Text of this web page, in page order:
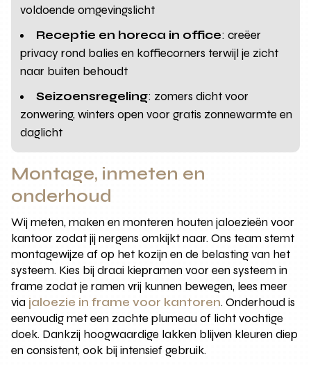
voldoende omgevingslicht
Receptie en horeca in office: creëer
privacy rond balies en koffiecorners terwijl je zicht
naar buiten behoudt
Seizoensregeling: zomers dicht voor
zonwering, winters open voor gratis zonnewarmte en
daglicht
Montage, inmeten en
onderhoud
Wij meten, maken en monteren houten jaloezieën voor
kantoor zodat jij nergens omkijkt naar. Ons team stemt
montagewijze af op het kozijn en de belasting van het
systeem. Kies bij draai kiepramen voor een systeem in
frame zodat je ramen vrij kunnen bewegen, lees meer
via jaloezie in frame voor kantoren. Onderhoud is
eenvoudig met een zachte plumeau of licht vochtige
doek. Dankzij hoogwaardige lakken blijven kleuren diep
en consistent, ook bij intensief gebruik.